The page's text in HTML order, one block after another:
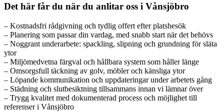
Det här får du när du anlitar oss i Vånsjöbro
– Kostnadsfri rådgivning och tydlig offert efter platsbesök
– Planering som passar din vardag, med snabb start när det behövs
– Noggrant underarbete: spackling, slipning och grundning för släta
ytor
– Miljömedvetna färgval och hållbara system som håller länge
– Omsorgsfull täckning av golv, möbler och känsliga ytor
– Löpande kommunikation och uppdateringar under arbetets gång
– Städning och slutbesiktning tillsammans innan vi lämnar över
– Trygg kvalitet med dokumenterad process och möjlighet till
referenser i Vånsjöbro